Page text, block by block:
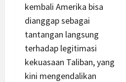
kembali Amerika bisa
dianggap sebagai
tantangan langsung
terhadap legitimasi
kekuasaan Taliban, yang
kini mengendalikan